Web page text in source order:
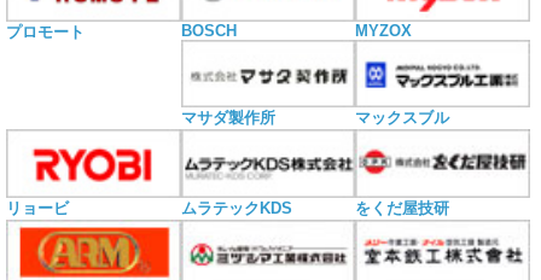
プロモート BOSCH MYZOX
マサダ製作所 マックスブル
リョービ ムラテックKDS をくだ屋技研